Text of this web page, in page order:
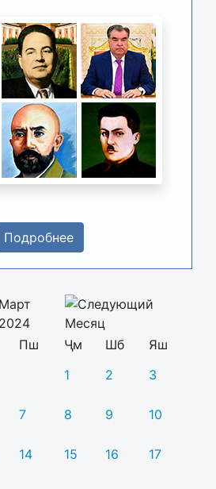
Подробнее
Март
2024
Пш Ҷм Шб
Яш
1
2 3
7 8 9 10
14 15 16 17